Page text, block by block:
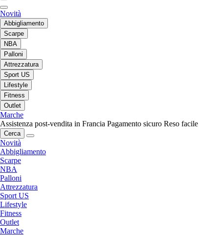
Novità
Abbigliamento
Scarpe
NBA
Palloni
Attrezzatura
Sport US
Lifestyle
Fitness
Outlet
Marche
Assistenza post-vendita in Francia Pagamento sicuro Reso facile
Cerca
Novità
Abbigliamento
Scarpe
NBA
Palloni
Attrezzatura
Sport US
Lifestyle
Fitness
Outlet
Marche